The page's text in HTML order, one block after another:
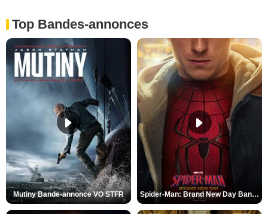
Top Bandes-annonces
Mutiny Bande-annonce VO STFR Spider-Man: Brand New Day Bande-annonce VO STFR